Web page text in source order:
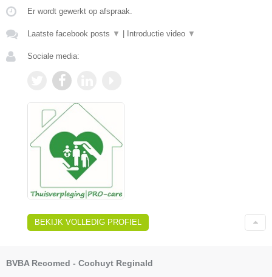
Er wordt gewerkt op afspraak.
Laatste facebook posts ▼ | Introductie video ▼
Sociale media:
BEKIJK VOLLEDIG PROFIEL
BVBA Recomed - Cochuyt Reginald